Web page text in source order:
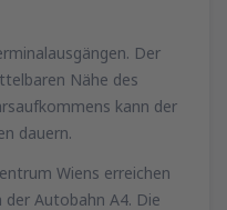
Der
Nähe des
kann der
dauern.
Wiens erreichen
Autobahn A4. Die